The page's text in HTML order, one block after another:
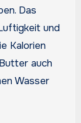
Das
und
Kalorien
auch
Wasser